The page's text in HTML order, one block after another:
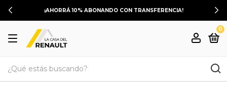
¡AHORRÁ 10% ABONANDO CON TRANSFERENCIA!
0